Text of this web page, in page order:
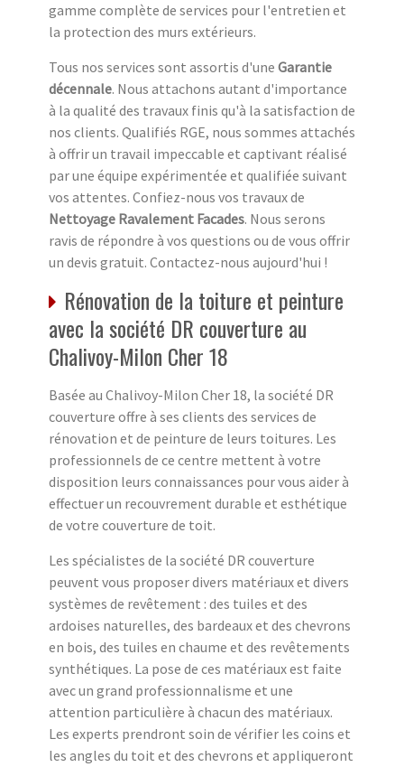
gamme complète de services pour l'entretien et
la protection des murs extérieurs.
Tous nos services sont assortis d'une Garantie
décennale. Nous attachons autant d'importance
à la qualité des travaux finis qu'à la satisfaction de
nos clients. Qualifiés RGE, nous sommes attachés
à offrir un travail impeccable et captivant réalisé
par une équipe expérimentée et qualifiée suivant
vos attentes. Confiez-nous vos travaux de
Nettoyage Ravalement Facades. Nous serons
ravis de répondre à vos questions ou de vous offrir
un devis gratuit. Contactez-nous aujourd'hui !
Rénovation de la toiture et peinture
avec la société DR couverture au
Chalivoy-Milon Cher 18
Basée au Chalivoy-Milon Cher 18, la société DR
couverture offre à ses clients des services de
rénovation et de peinture de leurs toitures. Les
professionnels de ce centre mettent à votre
disposition leurs connaissances pour vous aider à
effectuer un recouvrement durable et esthétique
de votre couverture de toit.
Les spécialistes de la société DR couverture
peuvent vous proposer divers matériaux et divers
systèmes de revêtement : des tuiles et des
ardoises naturelles, des bardeaux et des chevrons
en bois, des tuiles en chaume et des revêtements
synthétiques. La pose de ces matériaux est faite
avec un grand professionnalisme et une
attention particulière à chacun des matériaux.
Les experts prendront soin de vérifier les coins et
les angles du toit et des chevrons et appliqueront